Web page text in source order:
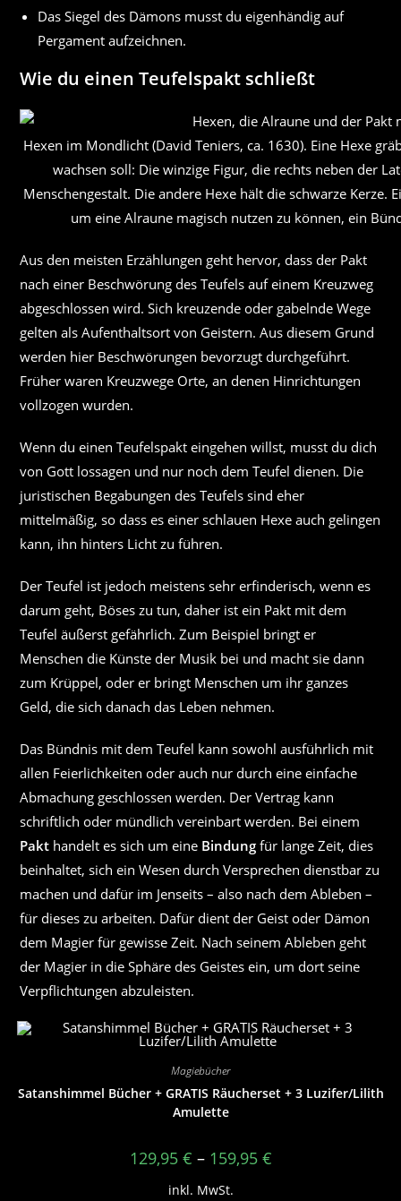
Das Siegel des Dämons musst du eigenhändig auf
Pergament aufzeichnen.
Wie du einen Teufelspakt schließt
Hexen im Mondlicht (David Teniers, ca. 1630). Eine Hexe
wachsen soll: Die winzige Figur, die rechts neben der
Menschengestalt. Die andere Hexe hält die schwarze Kerze.
um eine Alraune magisch nutzen zu können, ein
Aus den meisten Erzählungen geht hervor, dass der Pakt
nach einer Beschwörung des Teufels auf einem Kreuzweg
abgeschlossen wird. Sich kreuzende oder gabelnde Wege
gelten als Aufenthaltsort von Geistern. Aus diesem Grund
werden hier Beschwörungen bevorzugt durchgeführt.
Früher waren Kreuzwege Orte, an denen Hinrichtungen
vollzogen wurden.
Wenn du einen Teufelspakt eingehen willst, musst du dich
von Gott lossagen und nur noch dem Teufel dienen. Die
juristischen Begabungen des Teufels sind eher
mittelmäßig, so dass es einer schlauen Hexe auch gelingen
kann, ihn hinters Licht zu führen.
Der Teufel ist jedoch meistens sehr erfinderisch, wenn es
darum geht, Böses zu tun, daher ist ein Pakt mit dem
Teufel äußerst gefährlich. Zum Beispiel bringt er
Menschen die Künste der Musik bei und macht sie dann
zum Krüppel, oder er bringt Menschen um ihr ganzes
Geld, die sich danach das Leben nehmen.
Das Bündnis mit dem Teufel kann sowohl ausführlich mit
allen Feierlichkeiten oder auch nur durch eine einfache
Abmachung geschlossen werden. Der Vertrag kann
schriftlich oder mündlich vereinbart werden. Bei einem
Pakt handelt es sich um eine Bindung für lange Zeit, dies
beinhaltet, sich ein Wesen durch Versprechen dienstbar zu
machen und dafür im Jenseits – also nach dem Ableben –
für dieses zu arbeiten. Dafür dient der Geist oder Dämon
dem Magier für gewisse Zeit. Nach seinem Ableben geht
der Magier in die Sphäre des Geistes ein, um dort seine
Verpflichtungen abzuleisten.
Magiebücher
Satanshimmel Bücher + GRATIS Räucherset + 3 Luzifer/Lilith
Amulette
129,95 € – 159,95 €
inkl. MwSt.